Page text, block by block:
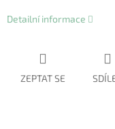
Detailní informace
ZEPTAT SE